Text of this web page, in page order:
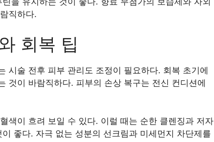
직하다.
회복 팁
시술 전후 피부 관리도 조정이 필요하다. 회복 초기에
것이 바람직하다. 피부의 손상 복구는 전신 컨디션에
색이 흐려 보일 수 있다. 이럴 때는 순한 클렌징과 저자
좋다. 자극 없는 성분의 선크림과 미세먼지 차단제를